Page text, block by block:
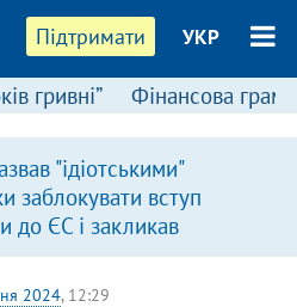
Підтримати УКР
гривні” Фінансова
"ідіотськими"
заблокувати вступ
до ЄС і закликав
антиукраїнську
2024, 12:29